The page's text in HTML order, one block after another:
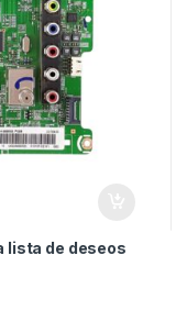
lista de deseos